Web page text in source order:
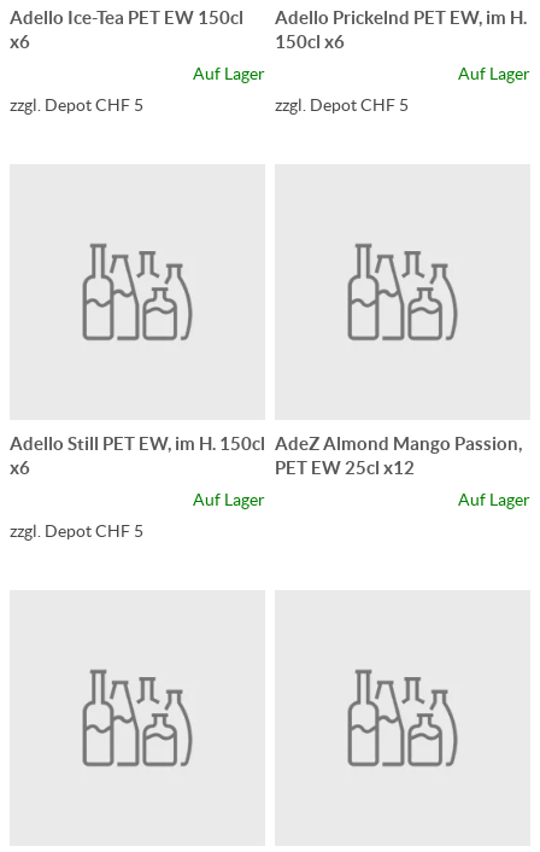
Adello Ice-Tea PET EW 150cl
x6
Auf Lager
zzgl. Depot CHF 5
Adello Prickelnd PET EW, im H.
150cl x6
Auf Lager
zzgl. Depot CHF 5
Adello Still PET EW, im H. 150cl
x6
Auf Lager
zzgl. Depot CHF 5
AdeZ Almond Mango Passion,
PET EW 25cl x12
Auf Lager